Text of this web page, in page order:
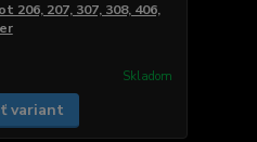
206, 207, 307, 308, 406,
Skladom
variant